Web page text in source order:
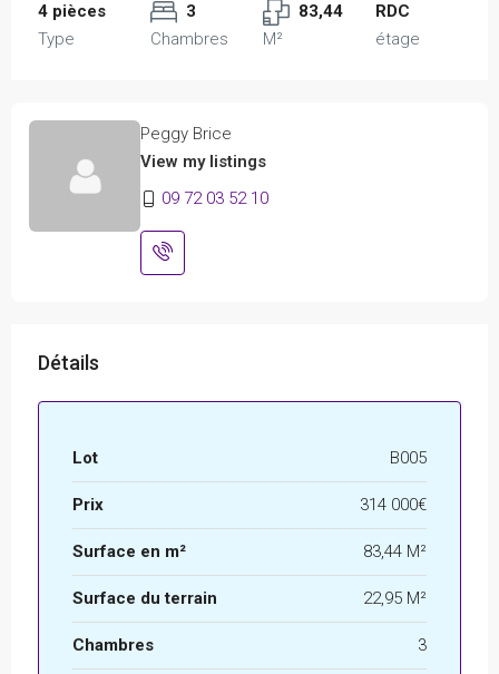
4 pièces
Type
3
Chambres
83,44
M²
RDC
étage
Peggy Brice
View my listings
09 72 03 52 10
Détails
Lot B005
Prix 314 000€
Surface en m² 83,44 M²
Surface du terrain 22,95 M²
Chambres 3